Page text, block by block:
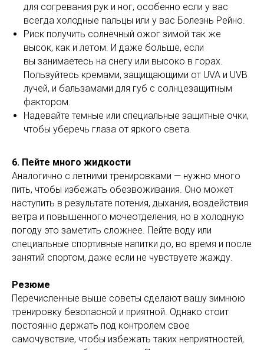
для согревания рук и ног, особенно если у вас
всегда холодные пальцы или у вас Болезнь Рейно.
Риск получить солнечный ожог зимой так же
высок, как и летом. И даже больше, если
вы занимаетесь на снегу или высоко в горах.
Пользуйтесь кремами, защищающими от UVA и UVB
лучей, и бальзамами для губ с солнцезащитным
фактором.
Надевайте темные или специальные защитные очки,
чтобы уберечь глаза от яркого света.
6. Пейте много жидкости
Аналогично с летними тренировками — нужно много
пить, чтобы избежать обезвоживания. Оно может
наступить в результате потения, дыхания, воздействия
ветра и повышенного мочеотделения, но в холодную
погоду это заметить сложнее. Пейте воду или
специальные спортивные напитки до, во время и после
занятий спортом, даже если не чувствуете жажду.
Резюме
Перечисленные выше советы сделают вашу зимнюю
тренировку безопасной и приятной. Однако стоит
постоянно держать под контролем свое
самочувствие, чтобы избежать таких неприятностей,